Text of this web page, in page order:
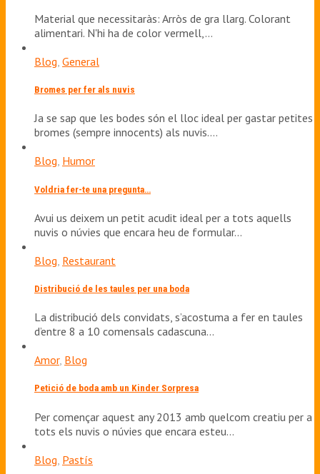
Material que necessitaràs: Arròs de gra llarg. Colorant
alimentari. N'hi ha de color vermell,…
Blog, General
Bromes per fer als nuvis
Ja se sap que les bodes són el lloc ideal per gastar petites
bromes (sempre innocents) als nuvis.…
Blog, Humor
Voldria fer-te una pregunta…
Avui us deixem un petit acudit ideal per a tots aquells
nuvis o núvies que encara heu de formular…
Blog Restaurant
Distribució de les taules per una boda
La distribució dels convidats, s’acostuma a fer en taules
d’entre 8 a 10 comensals cadascuna…
Amor, Blog
Petició de boda amb un Kinder Sorpresa
Per començar aquest any 2013 amb quelcom creatiu per a
tots els nuvis o núvies que encara esteu…
Blog Pastís